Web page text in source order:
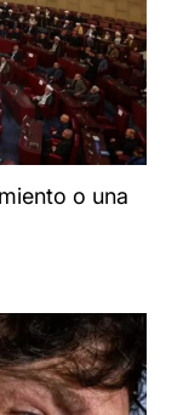
o una